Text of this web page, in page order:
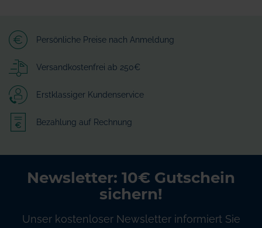
Persönliche Preise nach Anmeldung
Versandkostenfrei ab 250€
Erstklassiger Kundenservice
Bezahlung auf Rechnung
Newsletter: 10€ Gutschein
sichern!
Unser kostenloser Newsletter informiert Sie